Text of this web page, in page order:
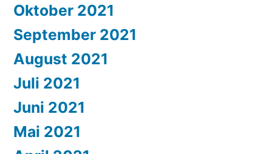
Oktober 2021
September 2021
August 2021
Juli 2021
Juni 2021
Mai 2021